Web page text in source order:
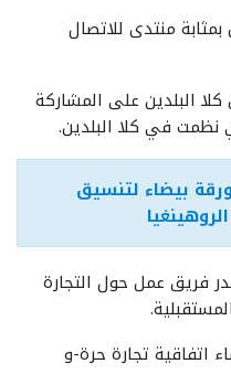
منتدى للاتصال
البلدين على المشاركة
نظمت في كلا البلدين.
بيضاء لتنسيق
فريق عمل حول التجارة
اتفاقية تجارة حرة-و